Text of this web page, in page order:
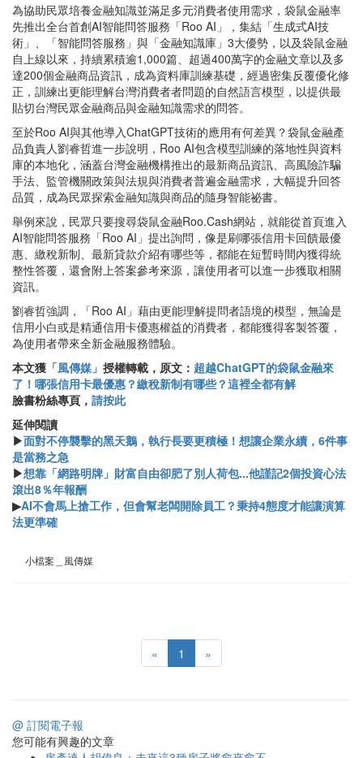
為協助民眾培養金融知識並滿足多元消費者使用需求，袋鼠金融率
先推出全台首創AI智能問答服務「Roo AI」，集結「生成式AI技
術」、「智能問答服務」與「金融知識庫」3大優勢，以及袋鼠金融
自上線以來，持續累積逾1,000篇、超過400萬字的金融文章以及多
達200個金融商品資訊，成為資料庫訓練基礎，經過密集反覆優化修
正，訓練出更能理解台灣消費者者問題的自然語言模型，以提供最
貼切台灣民眾金融商品與金融知識需求的問答。
至於Roo AI與其他導入ChatGPT技術的應用有何差異？袋鼠金融產
品負責人劉睿哲進一步說明，Roo AI包含模型訓練的落地性與資料
庫的本地化，涵蓋台灣金融機構推出的最新商品資訊、高風險詐騙
手法、監管機關政策與法規與消費者普遍金融需求，大幅提升回答
品質，成為民眾探索金融知識與商品的隨身智能祕書。
舉例來說，民眾只要搜尋袋鼠金融Roo.Cash網站，就能從首頁進入
AI智能問答服務「Roo AI」提出詢問，像是刷哪張信用卡回饋最優
惠、繳稅新制、最新貸款介紹有哪些等，都能在短暫時間內獲得統
整性答覆，還會附上答案參考來源，讓使用者可以進一步獲取相關
資訊。
劉睿哲強調，「Roo AI」藉由更能理解提問者語境的模型，無論是
信用小白或是精通信用卡優惠權益的消費者，都能獲得客製答覆，
為使用者帶來全新金融服務體驗。
本文獲 「風傳媒」 授權轉載，原文： 超越ChatGPT的袋鼠金融來
了！哪張信用卡最優惠？繳稅新制有哪些？這裡全都有解
臉書粉絲專頁， 請按此
延伸閱讀
▶面對不停襲擊的黑天鵝，執行長要更積極！想讓企業永續，6件事
是當務之急
▶想靠「網路明牌」財富自由卻肥了別人荷包...他謹記2個投資心法
滾出8％年報酬
▶AI不會馬上搶工作，但會幫老闆開除員工？秉持4態度才能讓演算
法更準確
小檔案＿風傳媒
« 1 »
@ 訂閱電子報
您可能有興趣的文章